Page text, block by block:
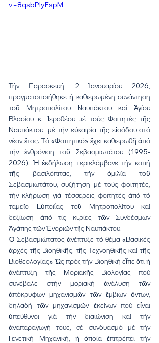
v=8qsbPlyFspM
Τήν Παρασκευή, 2 Ἰανουαρίου 2026,
πραγματοποιήθηκε ἡ καθιερωμένη συνάντηση
τοῦ Μητροπολίτου Ναυπάκτου καί Ἁγίου
Βλασίου κ. Ἱεροθέου μέ τούς Φοιτητές τῆς
Ναυπάκτου, μέ τήν εὐκαιρία τῆς εἰσόδου στό
νέον ἔτος. Τό «Φοιτητικό» ἔχει καθιερωθῆ ἀπό
τήν ἐνθρόνιση τοῦ Σεβασμιωτάτου (1995-
2026). Ἡ ἐκδήλωση περιελάμβανε τήν κοπή
τῆς βασιλόπιτας, τήν ὁμιλία τοῦ
Σεβασμιωτάτου, συζήτηση μέ τούς φοιτητές,
τήν κλήρωση γιά τέσσερεις φοιτητές ἀπό τό
ταμεῖο Εὐποιΐας τοῦ Μητροπολίτου καί
δεξίωση ἀπό τίς κυρίες τῶν Συνδέσμων
Ἀγάπης τῶν Ἐνοριῶν τῆς Ναυπάκτου.
Ὁ Σεβασμιώτατος ἀνέπτυξε τό θέμα «Βασικές
ἀρχές τῆς Βιοηθικῆς, τῆς Τεχνοηθικῆς καί τῆς
Βιοθεολογίας». Ὡς πρός τήν Βιοηθική εἶπε ὅτι ἡ
ἀνάπτυξη τῆς Μοριακῆς Βιολογίας πού
συνέβαλε στήν μοριακή ἀνάλυση τῶν
ἀπόκρυφων μηχανισμῶν τῶν ἔμβιων ὄντων,
δηλαδή τῶν μηχανισμῶν ἐκείνων πού εἶναι
ὑπεύθυνοι γιά τήν διαιώνιση καί τήν
ἀναπαραγωγή τους, σέ συνδυασμό μέ τήν
Γενετική Μηχανική, ἡ ὁποία ἐπιτρέπει τήν